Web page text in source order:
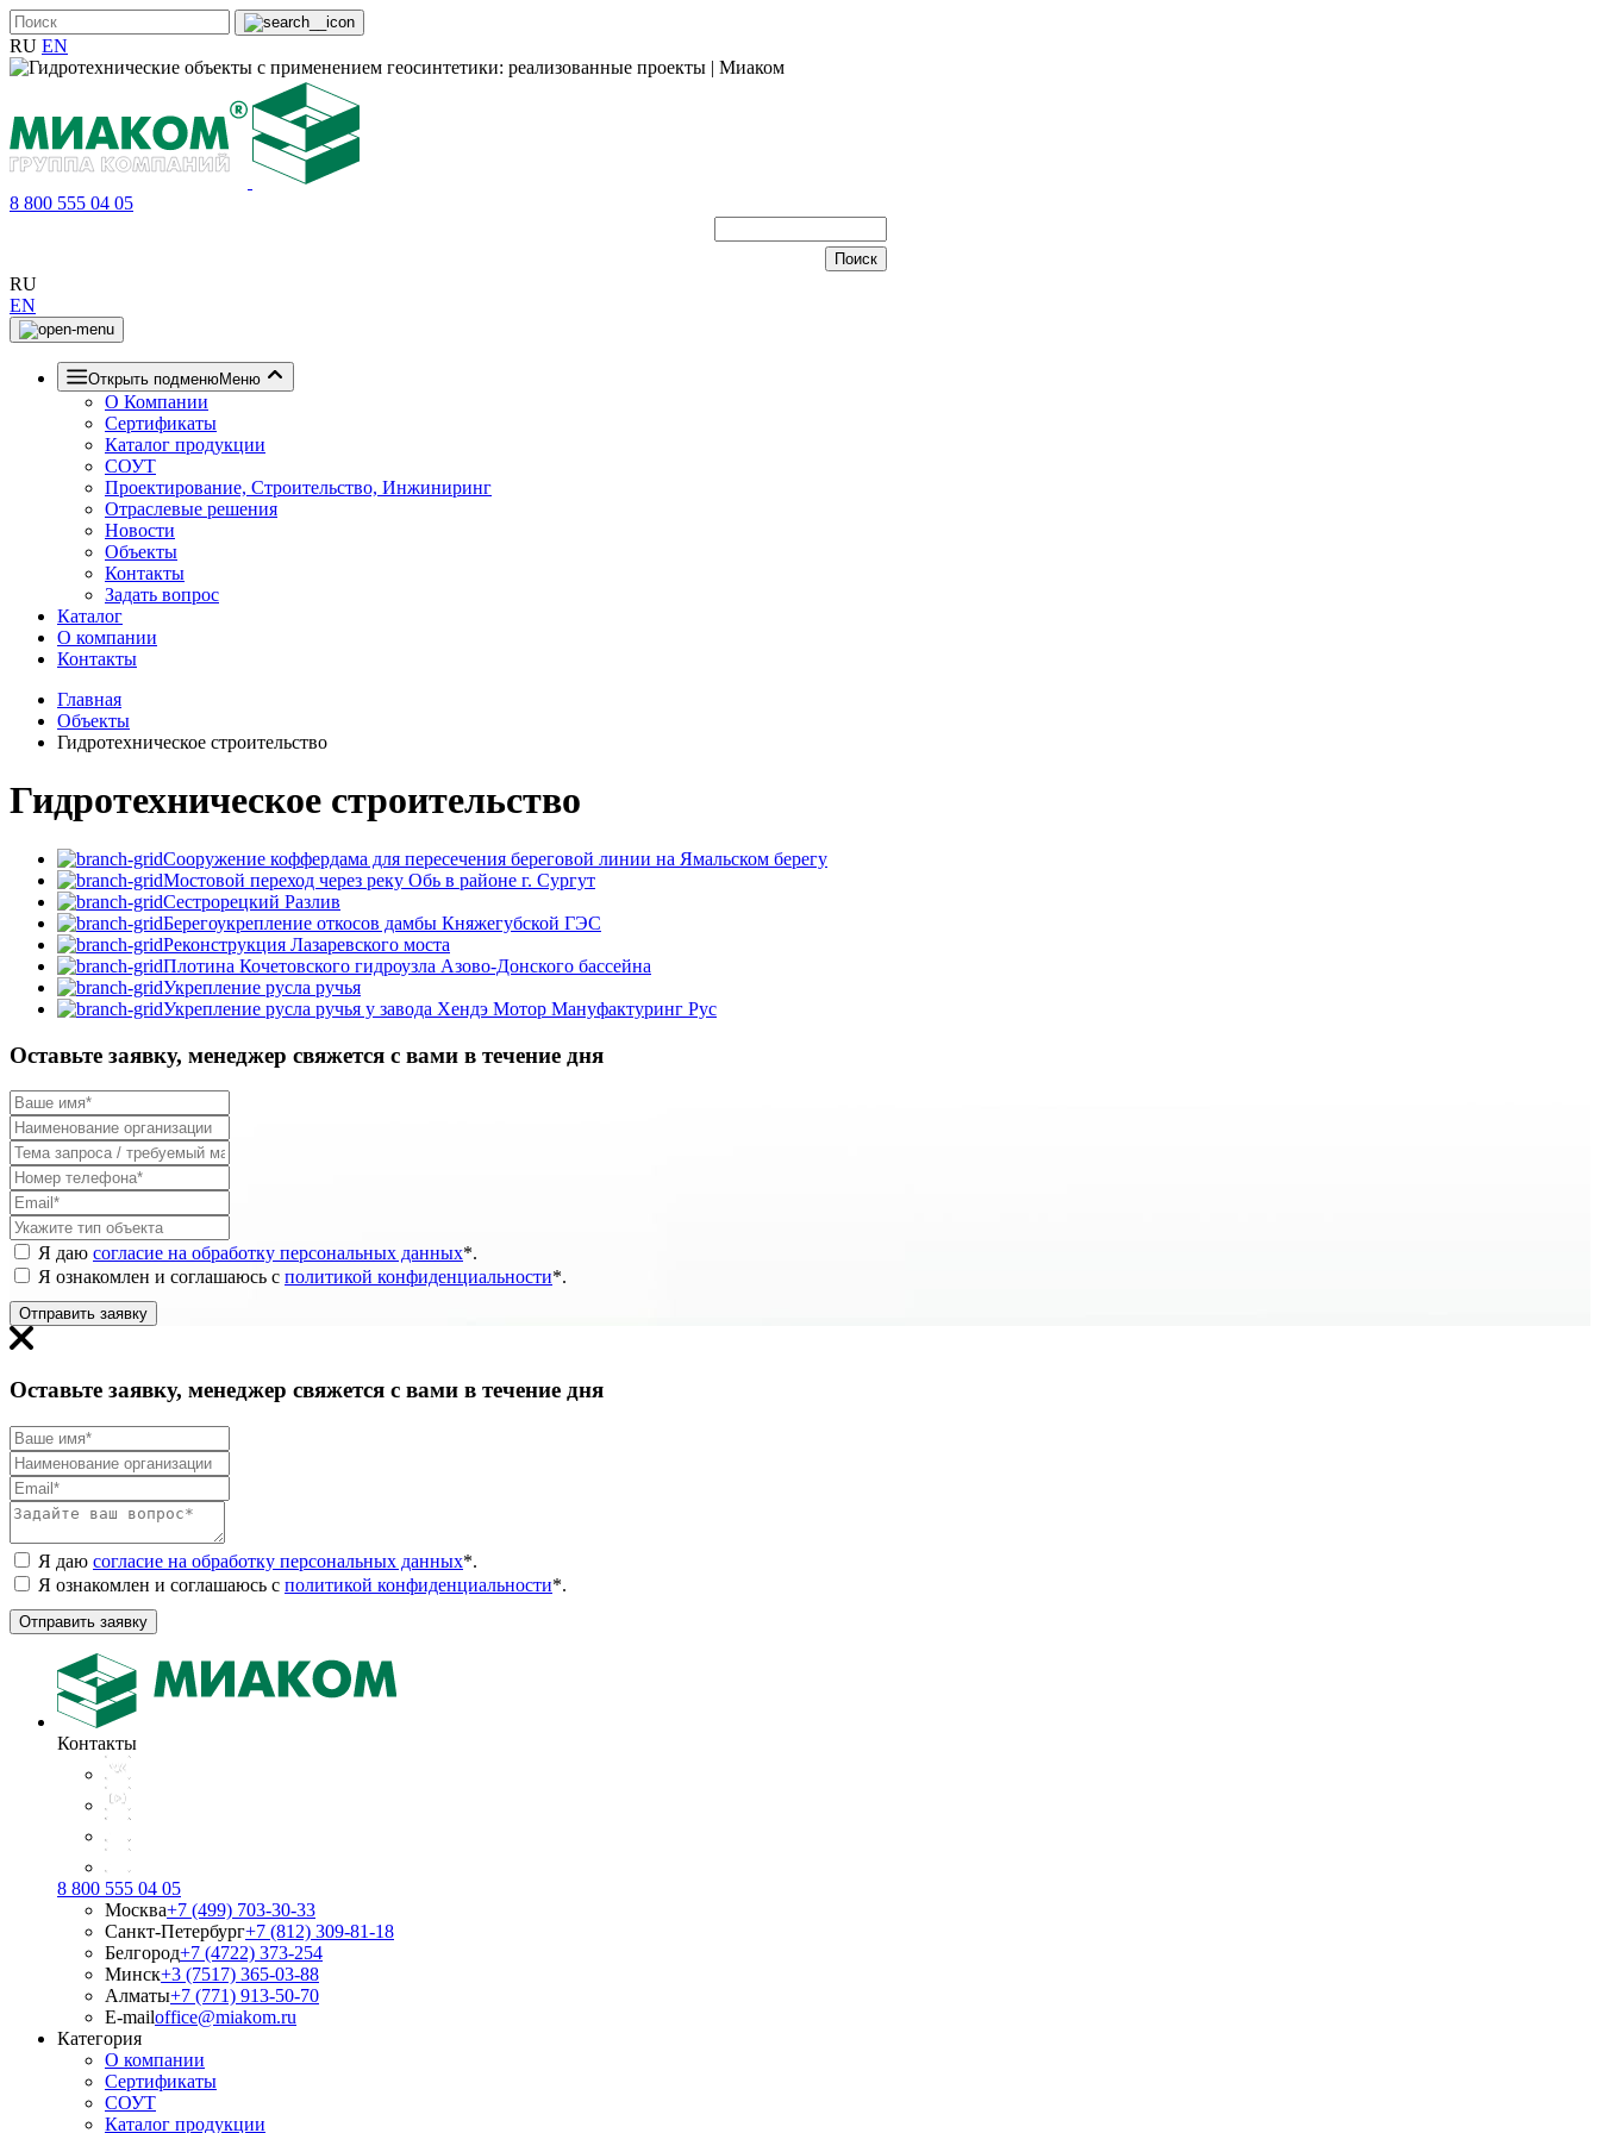
RU EN
8 800 555 04 05
RU
EN
Открыть подменюМеню
О Компании
Сертификаты
Каталог продукции
СОУТ
Проектирование, Строительство, Инжиниринг
Отраслевые решения
Новости
Объекты
Контакты
Задать вопрос
Каталог
О компании
Контакты
Главная
Объекты
Гидротехническое строительство
Гидротехническое строительство
Сооружение коффердама для пересечения береговой линии на Ямальском берегу
Мостовой переход через реку Обь в районе г. Сургут
Сестрорецкий Разлив
Берегоукрепление откосов дамбы Княжегубской ГЭС
Реконструкция Лазаревского моста
Плотина Кочетовского гидроузла Азово-Донского бассейна
Укрепление русла ручья
Укрепление русла ручья у завода Хендэ Мотор Мануфактуринг Рус
Оставьте заявку, менеджер свяжется с вами в течение дня
Я даю согласие на обработку персональных данных*.
Я ознакомлен и соглашаюсь с политикой конфиденциальности*.
Отправить заявку
Оставьте заявку, менеджер свяжется с вами в течение дня
Я даю согласие на обработку персональных данных*.
Я ознакомлен и соглашаюсь с политикой конфиденциальности*.
Отправить заявку
Контакты
8 800 555 04 05
Москва+7 (499) 703-30-33
Санкт-Петербург+7 (812) 309-81-18
Белгород+7 (4722) 373-254
Минск+3 (7517) 365-03-88
Алматы+7 (771) 913-50-70
E-mailoffice@miakom.ru
Категория
О компании
Сертификаты
СОУТ
Каталог продукции